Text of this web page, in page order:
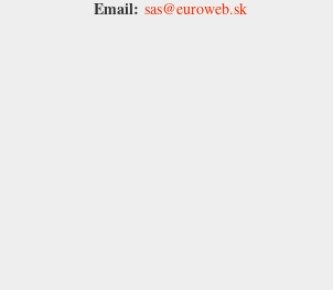
Email: sas@euroweb.sk